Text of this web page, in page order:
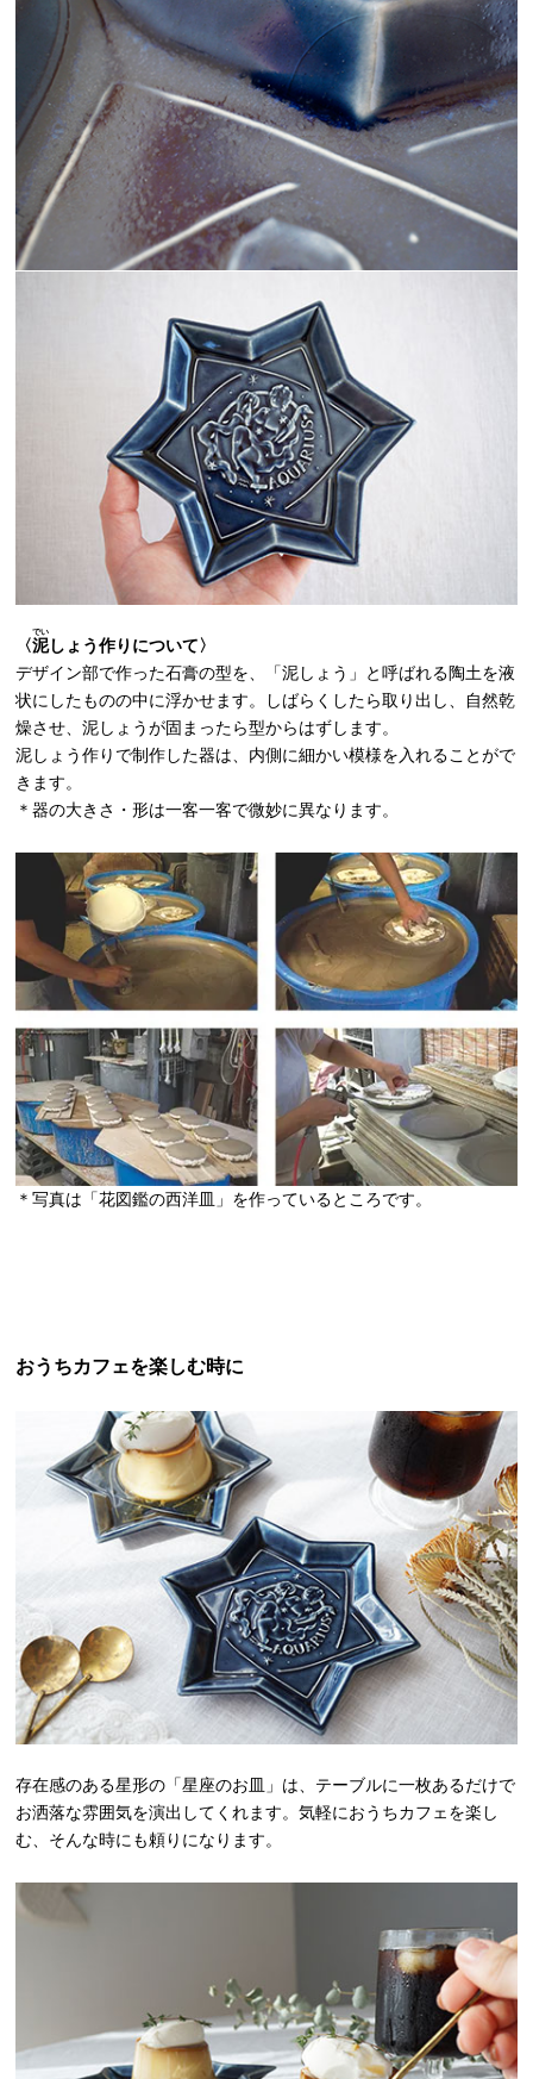
〈泥
でい
しょう作りについて〉
デザイン部で作った石膏の型を、「泥しょう」と呼ばれる陶土を液
状にしたものの中に浮かせます。しばらくしたら取り出し、自然乾
燥させ、泥しょうが固まったら型からはずします。
泥しょう作りで制作した器は、内側に細かい模様を入れることがで
きます。
＊器の大きさ・形は一客一客で微妙に異なります。
＊写真は「花図鑑の西洋皿」を作っているところです。
おうちカフェを楽しむ時に
存在感のある星形の「星座のお皿」は、テーブルに一枚あるだけで
お洒落な雰囲気を演出してくれます。気軽におうちカフェを楽し
む、そんな時にも頼りになります。